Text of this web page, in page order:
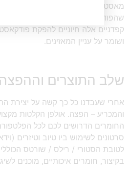
מאסטרינג, ממטב את איכות הסאונד
שהפודקאסט ישמע נהדר בכל
קפדניים אלה חיוניים להפקת
ושומר על עניין המאזינים.
שלב התוצרים וההפצה
אחרי שעבדנו כל כך קשה על יצירת
והמכריע – הפצה. אולפן הקלטות
החומרים הדרושים לכם לכל
סרטונים לשימוש ביו טיוב וטיזרים
לטובת הסטורי / רילס / שורטס
בקיצור, חומרים איכותיים, מוכנים